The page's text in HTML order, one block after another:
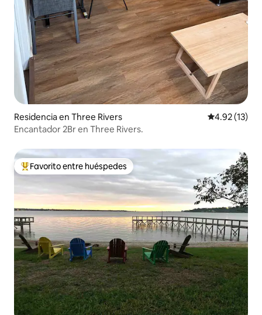
Residencia en Three Rivers Calificación
4.92 (13)
Encantador 2Br en Three Rivers.
De los mejores en Favorito entre huéspedes
Favorito entre huéspedes